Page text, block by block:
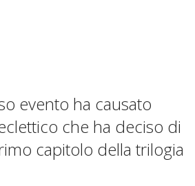
evento ha causato
che ha deciso di
capitolo della trilogia